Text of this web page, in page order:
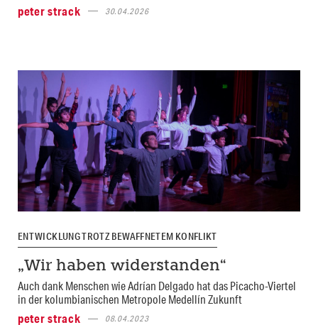
peter strack
30.04.2026
ENTWICKLUNG TROTZ BEWAFFNETEM KONFLIKT
„Wir haben widerstanden“
Auch dank Menschen wie Adrían Delgado hat das Picacho-Viertel
in der kolumbianischen Metropole Medellín Zukunft
peter strack
08.04.2023